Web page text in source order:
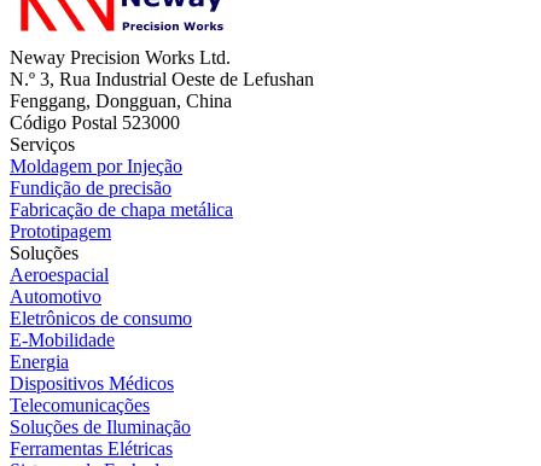
Neway Precision Works Ltd.
N.º 3, Rua Industrial Oeste de Lefushan
Fenggang, Dongguan, China
Código Postal 523000
Serviços
Moldagem por Injeção
Fundição de precisão
Fabricação de chapa metálica
Prototipagem
Soluções
Aeroespacial
Automotivo
Eletrônicos de consumo
E-Mobilidade
Energia
Dispositivos Médicos
Telecomunicações
Soluções de Iluminação
Ferramentas Elétricas